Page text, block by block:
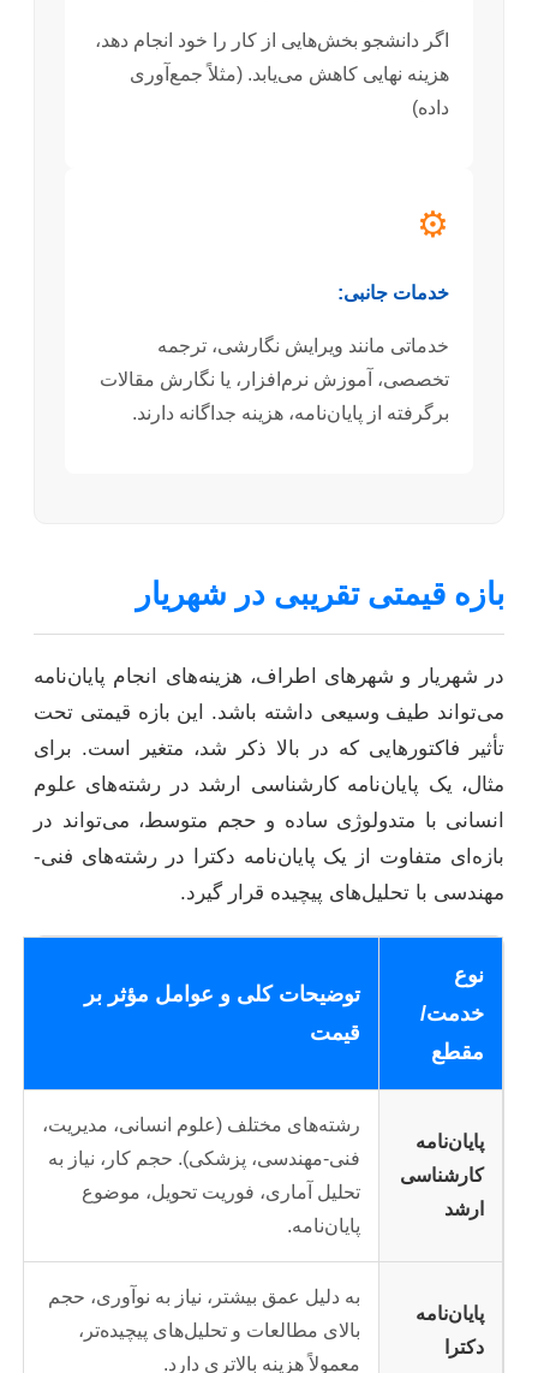
اگر دانشجو بخش‌هایی از کار را خود انجام دهد،
هزینه نهایی کاهش می‌یابد. (مثلاً جمع‌آوری
داده)
⚙️
خدمات جانبی:
خدماتی مانند ویرایش نگارشی، ترجمه
تخصصی، آموزش نرم‌افزار، یا نگارش مقالات
برگرفته از پایان‌نامه، هزینه جداگانه دارند.
بازه قیمتی تقریبی در شهریار
در شهریار و شهرهای اطراف، هزینه‌های انجام پایان‌نامه
می‌تواند طیف وسیعی داشته باشد. این بازه قیمتی تحت
تأثیر فاکتورهایی که در بالا ذکر شد، متغیر است. برای
مثال، یک پایان‌نامه کارشناسی ارشد در رشته‌های علوم
انسانی با متدولوژی ساده و حجم متوسط، می‌تواند در
بازه‌ای متفاوت از یک پایان‌نامه دکترا در رشته‌های فنی-
مهندسی با تحلیل‌های پیچیده قرار گیرد.
نوع
خدمت/
مقطع
توضیحات کلی و عوامل مؤثر بر
قیمت
پایان‌نامه
کارشناسی
ارشد
رشته‌های مختلف (علوم انسانی، مدیریت،
فنی-مهندسی، پزشکی). حجم کار، نیاز به
تحلیل آماری، فوریت تحویل، موضوع
پایان‌نامه.
پایان‌نامه
دکترا
به دلیل عمق بیشتر، نیاز به نوآوری، حجم
بالای مطالعات و تحلیل‌های پیچیده‌تر،
معمولاً هزینه بالاتری دارد.